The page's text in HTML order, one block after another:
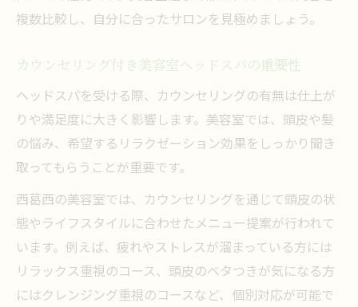
複数比較し、自分に合ったサロンを見極めましょう。
カウンセリング付き美容室ヘッドスパの重要性
ヘッドスパを受ける際、カウンセリングの有無は仕上が
りや満足度に大きく影響します。美容室では、頭皮や髪
の悩み、希望するリラクゼーション効果をしっかり聞き
取ってもらうことが重要です。
西葛西の美容室では、カウンセリングを通じて頭皮の状
態やライフスタイルに合わせたメニュー提案が行われて
います。例えば、疲れやストレスが溜まっている方には
リラックス重視のコース、頭皮のベタつきが気になる方
にはクレンジング重視のコースなど、個別対応が可能で